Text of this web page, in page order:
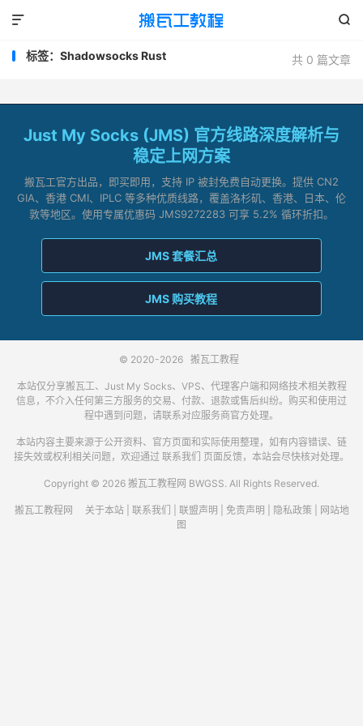


共 0 篇文章
标签：Shadowsocks Rust
Just My Socks (JMS) 官方线路深度解析与
稳定上网方案
搬瓦工官方出品，即买即用，支持 IP 被封免费自动更换。提供 CN2
GIA、香港 CMI、IPLC 等多种优质线路，覆盖洛杉矶、香港、日本、伦
敦等地区。使用专属优惠码 JMS9272283 可享 5.2% 循环折扣。
JMS 套餐汇总
JMS 购买教程
© 2020-2026 搬瓦工教程
本站仅分享搬瓦工、Just My Socks、VPS、代理客户端和网络技术相关教程
信息，不介入任何第三方服务的交易、付款、退款或售后纠纷。购买和使用过
程中遇到问题，请联系对应服务商官方处理。
本站内容主要来源于公开资料、官方页面和实际使用整理，如有内容错误、链
接失效或权利相关问题，欢迎通过 联系我们 页面反馈，本站会尽快核对处理。
Copyright © 2026 搬瓦工教程网 BWGSS. All Rights Reserved.
搬瓦工教程网 关于本站| 联系我们 联盟声明 免责声明 隐私政策
网站地
图